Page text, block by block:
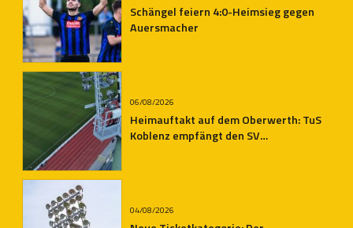
Schängel feiern 4:0-Heimsieg gegen
Auersmacher
06/08/2026
Heimauftakt auf dem Oberwerth: TuS
Koblenz empfängt den SV
04/08/2026